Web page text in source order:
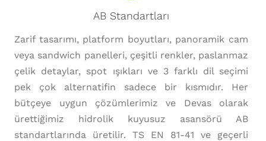
AB Standartları
Zarif tasarımı, platform boyutları, panoramik cam
veya sandwich panelleri, çeşitli renkler, paslanmaz
çelik detaylar, spot ışıkları ve 3 farklı dil seçimi
pek çok alternatifin sadece bir kısmıdır. Her
bütçeye uygun çözümlerimiz ve Devas olarak
ürettiğimiz hidrolik kuyusuz asansörü AB
standartlarında üretilir. TS EN 81-41 ve geçerli